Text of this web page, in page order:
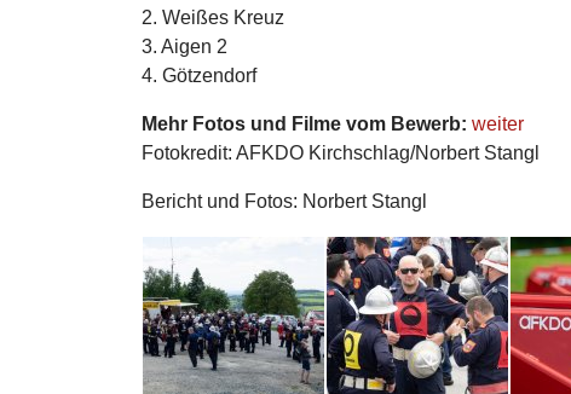
2. Weißes Kreuz
3. Aigen 2
4. Götzendorf
Mehr Fotos und Filme vom Bewerb: weiter
Fotokredit: AFKDO Kirchschlag/Norbert Stangl
Bericht und Fotos: Norbert Stangl